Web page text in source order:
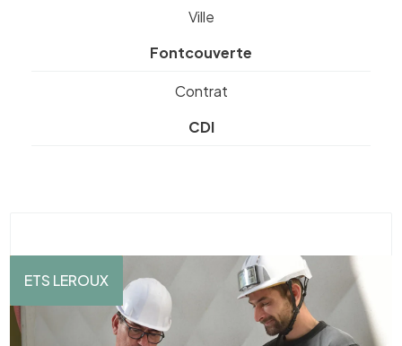
Ville
Fontcouverte
Contrat
CDI
ETS LEROUX